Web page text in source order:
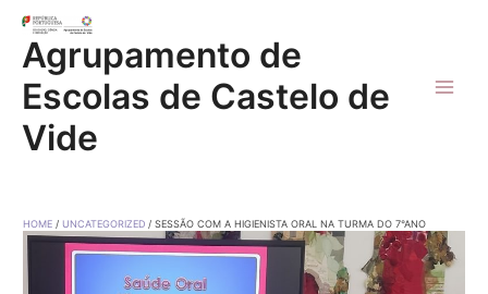
content
Agrupamento de
Escolas de Castelo de
Vide
HOME UNCATEGORIZED SESSÃO COM A HIGIENISTA ORAL NA TURMA DO 7°ANO